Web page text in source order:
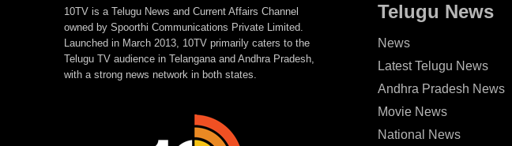
10TV is a Telugu News and Current Affairs Channel
owned by Spoorthi Communications Private Limited.
Launched in March 2013, 10TV primarily caters to the
Telugu TV audience in Telangana and Andhra Pradesh,
with a strong news network in both states.
Telugu News
News
Latest Telugu News
Andhra Pradesh News
Movie News
National News